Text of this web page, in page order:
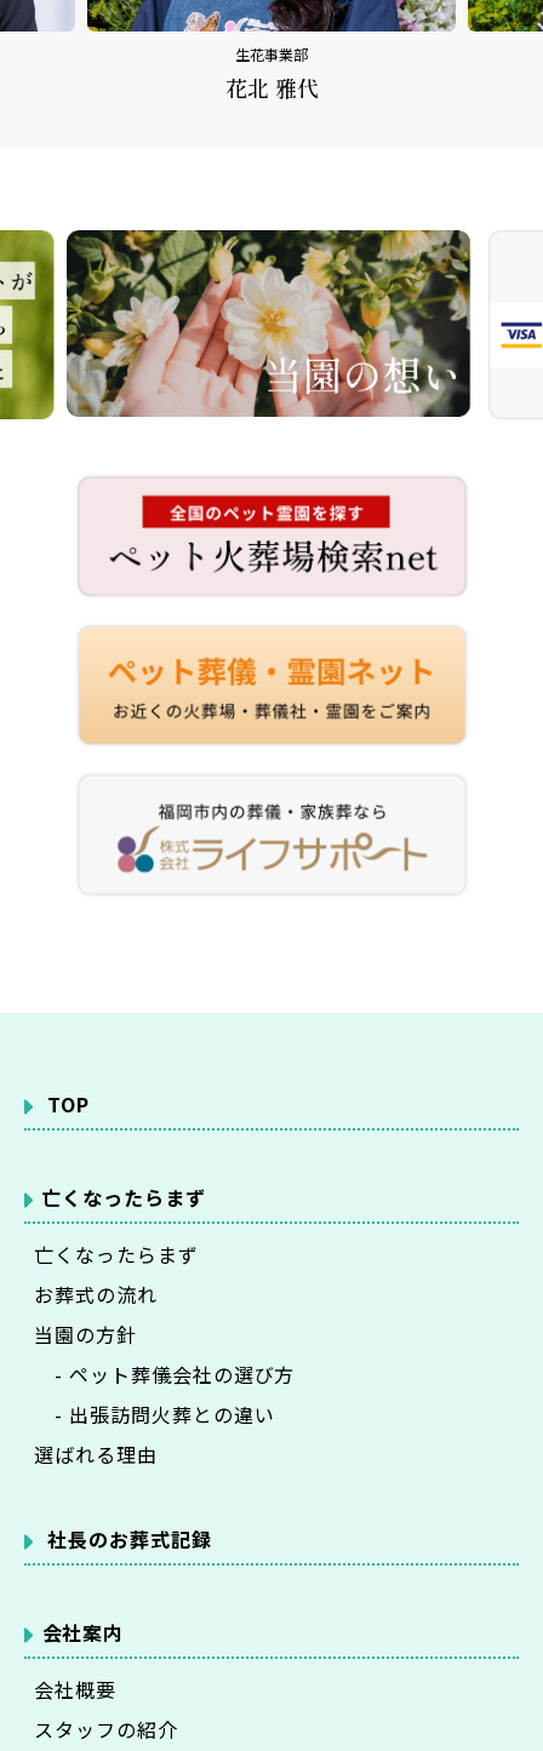
生花事業部
花北 雅代
TOP
亡くなったらまず
亡くなったらまず
お葬式の流れ
当園の方針
- ペット葬儀会社の選び方
- 出張訪問火葬との違い
選ばれる理由
社長のお葬式記録
会社案内
会社概要
スタッフの紹介